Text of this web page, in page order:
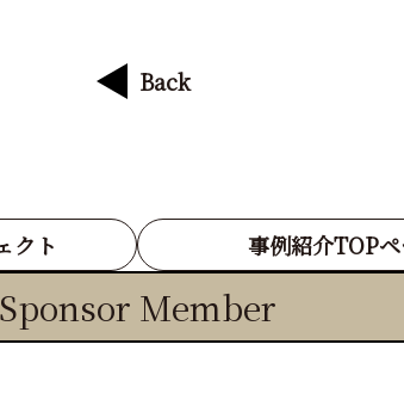
Back
クト 事例紹介TOP
Sponsor Member